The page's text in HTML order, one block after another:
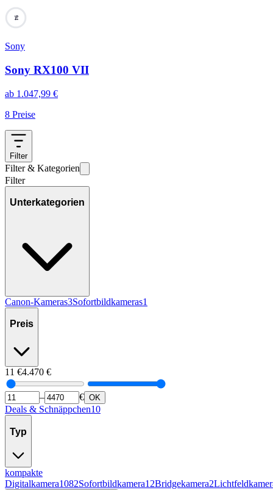
94
Sony
Sony RX100 VII
ab 1.047,99 €
8 Preise
Filter
Filter & Kategorien
Filter
Unterkategorien
Canon-Kameras3Sofortbildkameras1
Preis
11 €4.470 €
– € OK
Deals & Schnäppchen10
Typ
kompakte
Digitalkamera1082Sofortbildkamera12Bridgekamera2